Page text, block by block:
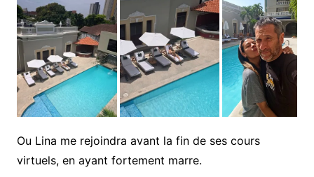
Ou Lina me rejoindra avant la fin de ses cours
virtuels, en ayant fortement marre.